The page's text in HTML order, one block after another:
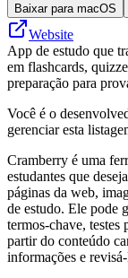
Baixar para macOS
Website
App de estudo que
em flashcards,
preparação para
Você é o
gerenciar esta
Cramberry é uma
estudantes que
páginas da web,
de estudo. Ele pode
termos-chave, testes
partir do conteúdo
informações e